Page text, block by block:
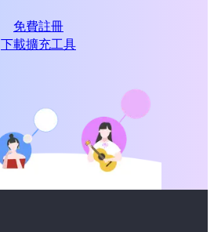
免費註冊
下載擴充工具